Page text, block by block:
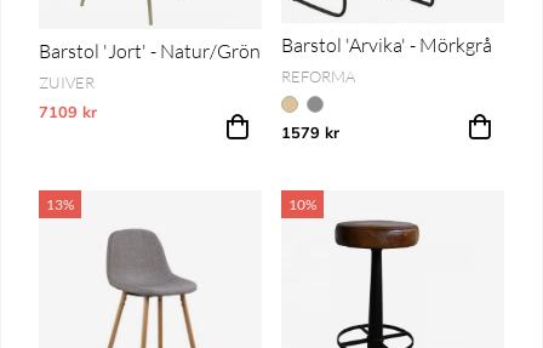
Barstol 'Jort' - Natur/Grön
ZUIVER
7109 kr
Vårt lägsta pris 1-30 dagar innan prissänkning
Barstol 'Arvika' - Mörkgrå
REFORMA
1579 kr
13% 10%